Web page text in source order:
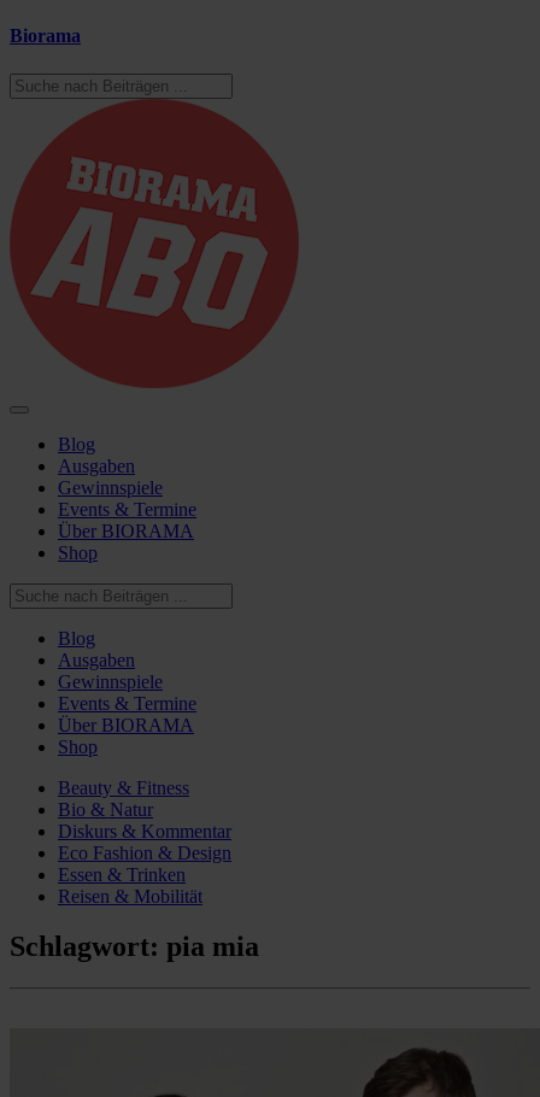
Biorama
Blog
Ausgaben
Gewinnspiele
Events & Termine
Über BIORAMA
Shop
Blog
Ausgaben
Gewinnspiele
Events & Termine
Über BIORAMA
Shop
Beauty & Fitness
Bio & Natur
Diskurs & Kommentar
Eco Fashion & Design
Essen & Trinken
Reisen & Mobilität
Schlagwort: pia mia